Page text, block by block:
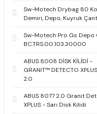
Sw-Motech Drybag 80
Demiri, Depo, Kuyruk
Sw-Motech Pro Gs Depo
BC.TRS.00.103.30000
ABUS 8008 DİSK KİLİDİ -
GRANIT™ DETECTO
2.0
ABUS 8077 2.0 Granit
XPLUS - Sarı Disk Kilidi